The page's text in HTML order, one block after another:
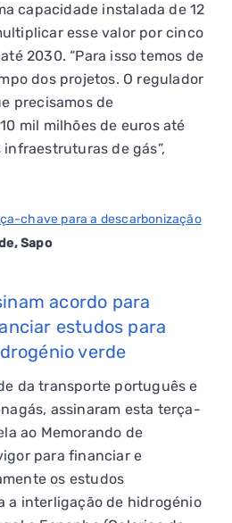
capacidade instalada de 12
esse valor por cinco
2030. “Para isso temos de
dos projetos. O regulador
precisamos de
mil milhões de euros até
de gás”,
chave para a descarbonização
Sapo
acordo para
estudos para
verde
da transporte português e
assinaram esta terça-
ao Memorando de
para financiar e
os estudos
a interligação de hidrogénio